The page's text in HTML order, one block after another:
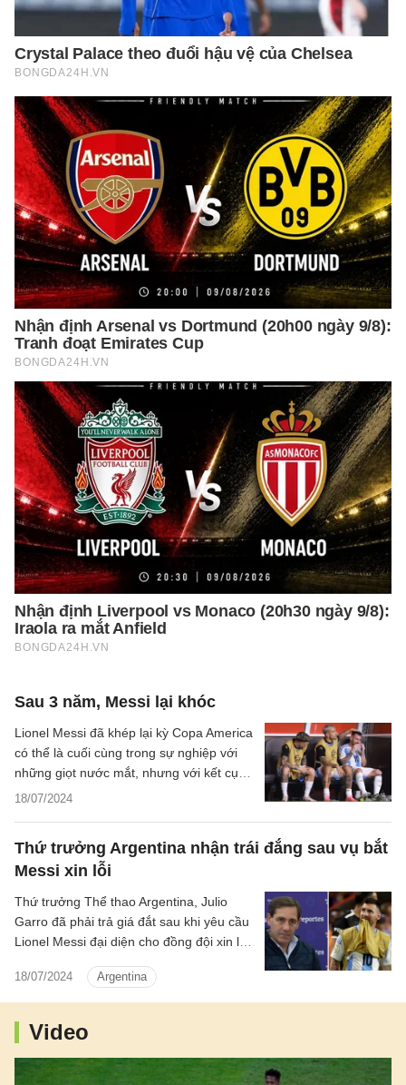
Sau 3 năm, Messi lại khóc
18/07/2024
Lionel Messi đã khép lại kỳ Copa America
có thể là cuối cùng trong sự nghiệp với
những giọt nước mắt, nhưng với kết cục
rất khác mùa hè 3 năm trước tại CLB.
Thứ trưởng Argentina nhận trái đắng sau vụ bắt
Messi xin lỗi
18/07/2024 Argentina
Thứ trưởng Thể thao Argentina, Julio
Garro đã phải trả giá đắt sau khi yêu cầu
Lionel Messi đại diện cho đồng đội xin lỗi
tộc với đội tuyển Pháp.
Video